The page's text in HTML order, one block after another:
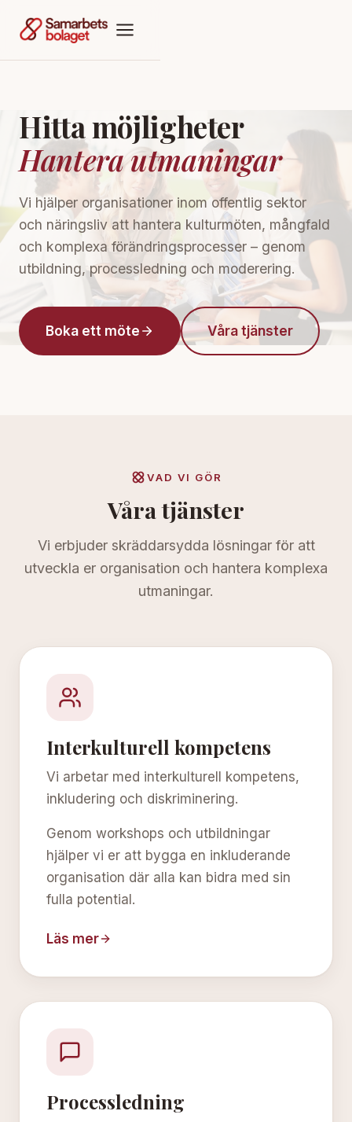
Hitta möjligheter
Hantera utmaningar
Vi hjälper organisationer inom offentlig sektor
och näringsliv att hantera kulturmöten, mångfald
och komplexa förändringsprocesser – genom
utbildning, processledning och moderering.
Boka ett möte Våra tjänster
VAD VI GÖR
Våra tjänster
Vi erbjuder skräddarsydda lösningar för att
utveckla er organisation och hantera komplexa
utmaningar.
Interkulturell kompetens
Vi arbetar med interkulturell kompetens,
inkludering och diskriminering.
Genom workshops och utbildningar
hjälper vi er att bygga en inkluderande
organisation där alla kan bidra med sin
fulla potential.
Läs mer
Processledning